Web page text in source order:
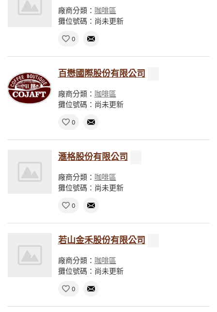
廠商分類： 咖啡區
攤位號碼：尚未更新
0
百懋國際股份有限公司
廠商分類： 咖啡區
攤位號碼：尚未更新
0
滙格股份有限公司
廠商分類： 咖啡區
攤位號碼：尚未更新
0
若山金禾股份有限公司
廠商分類： 咖啡區
攤位號碼：尚未更新
0